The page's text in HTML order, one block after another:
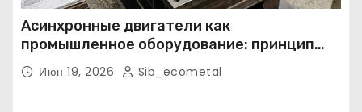
Асинхронные двигатели как
промышленное оборудование: принцип
работы, конструкция и области
применения
Июн 19, 2026 Sib_ecometal